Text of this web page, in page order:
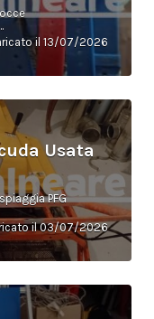
il 13/07/2026
Usata
PFG
il 03/07/2026